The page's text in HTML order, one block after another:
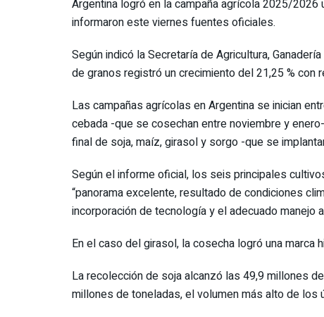
Argentina logró en la campaña agrícola 2025/
informaron este viernes fuentes oficiales.
Según indicó la Secretaría de Agricultura,
de granos registró un crecimiento del 21,25 %
Las campañas agrícolas en Argentina se inician
cebada -que se cosechan entre noviembre y
final de soja, maíz, girasol y sorgo -que se
Según el informe oficial, los seis principales
“panorama excelente, resultado de condiciones
incorporación de tecnología y el adecuado manejo
En el caso del girasol, la cosecha logró una marca
La recolección de soja alcanzó las 49,9 millones
millones de toneladas, el volumen más alto de los